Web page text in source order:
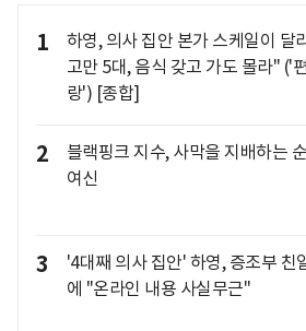
1
하영, 의사 집안 본가 스케일이 달
고만 5대, 음식 갖고 가도 몰라" ('
랑') [종합]
2
블랙핑크 지수, 사막을 지배하는
여신
3
'4대째 의사 집안' 하영, 증조부 친
에 "온라인 내용 사실무근"